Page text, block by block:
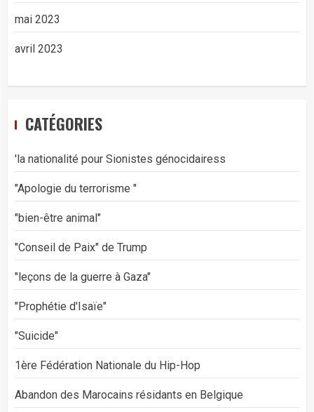
mai 2023
avril 2023
CATÉGORIES
'la nationalité pour Sionistes génocidairess
"Apologie du terrorisme "
"bien-être animal"
"Conseil de Paix" de Trump
"leçons de la guerre à Gaza"
"Prophétie d'Isaïe"
"Suicide"
1ère Fédération Nationale du Hip-Hop
Abandon des Marocains résidants en Belgique